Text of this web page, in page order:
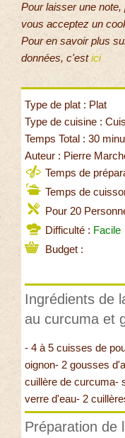
Pour laisser une
vous acceptez un
Pour en savoir plus
données, c'estici
Type de plat : Plat
Type de cuisine :
Temps Total : 30
Auteur : Pierre
Temps de
Temps de
Pour 20
Difficulté : Facile
Budget :
Ingrédients de
au curcuma et
- 4 à 5 cuisses de
oignon- 2 gousses
cuillère de curcuma-
verre d'eau- 2
Préparation de